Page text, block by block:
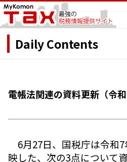
Daily Contents
電帳法関連の資料更新（令
6月27日、国税庁は令和
映した、次の3点について